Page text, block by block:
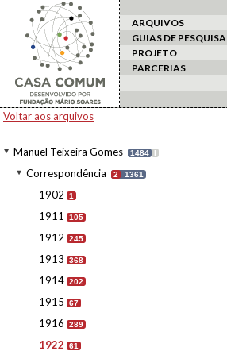
ARQUIVOS
GUIAS DE PESQUISA
PROJETO
PARCERIAS
Voltar aos arquivos
Manuel Teixeira Gomes 1484 I
Correspondência 2 1361
1902 1
1911 105
1912 245
1913 368
1914 202
1915 67
1916 289
1922 61